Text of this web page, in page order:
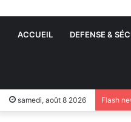
ACCUEIL DEFENSE &
samedi, août 8 2026 Flash